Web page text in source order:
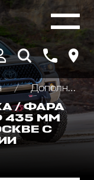
Дополнительные фары : Светодиодные, Галогеновые , Ксеноновые
/ ФАРА
435 ММ
С